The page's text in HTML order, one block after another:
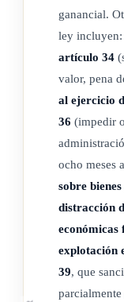
b) Contra una
c) Contra una
tres meses
d) En presencia
víctima o del
e) Con el
cosas,
cualquier tipo
f) Con alevosía o
g) Por precio,
ganancial.
ley incluyen:
artículo 34
valor, pena
al ejercicio
36 (impedir
ocho meses
sobre
distracción
económicas
explotación
39, que